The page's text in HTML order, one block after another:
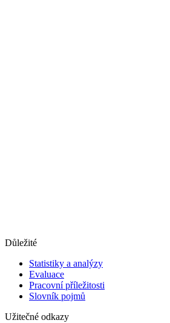
Důležité
Statistiky a analýzy
Evaluace
Pracovní příležitosti
Slovník pojmů
Užitečné odkazy